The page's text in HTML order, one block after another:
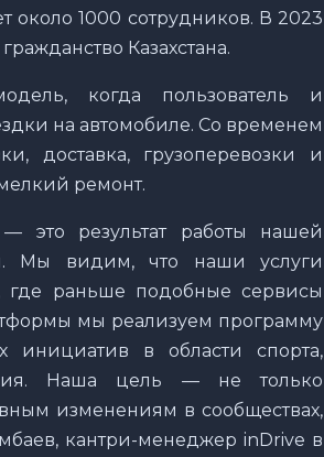
около 1000 сотрудников. В 2023
Казахстана.
когда пользователь и
на автомобиле. Со временем
доставка, грузоперевозки и
ремонт.
это результат работы нашей
Мы видим, что наши услуги
где раньше подобные сервисы
мы реализуем программу
инициатив в области спорта,
Наша цель — не только
изменениям в сообществах,
кантри-менеджер inDrive в